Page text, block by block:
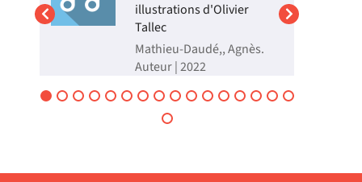
illustrations d'Olivier
Tallec
Mathieu-Daudé,, Agnès.
Auteur | 2022
Dagfrid, une jeune viking,
déteste son prénom,
devoir porter des robes et
manger du poisson séché
©Electre 2022Des brioches